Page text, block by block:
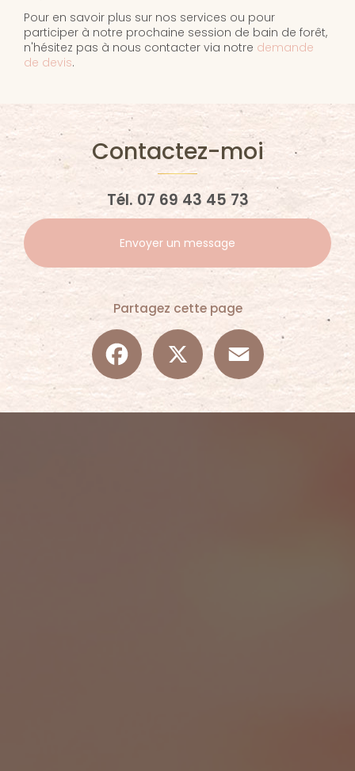
Pour en savoir plus sur nos services ou pour
participer à notre prochaine session de bain de forêt,
n'hésitez pas à nous contacter via notre demande
de devis.
Contactez-moi
Tél. 07 69 43 45 73
Envoyer un message
Partagez cette page
Facebook Email